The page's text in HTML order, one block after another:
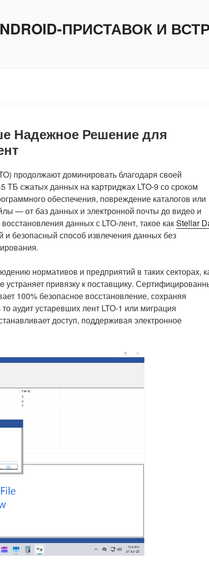
ПРИСТАВОК И
Надежное Решение для
продолжают доминировать благодаря своей
ТБ сжатых данных на картриджах LTO-9 со сроком
обеспечения, повреждение каталогов или
— от баз данных и электронной почты до видео и
данных с LTO-лент, такое какStellar
и безопасный способ извлечения данных без
нормативов и предприятий в таких секторах,
привязку к поставщику.
100% безопасное восстановление, сохраняя
аудит устаревших лент LTO-1 или миграция
доступ, поддерживая электронное